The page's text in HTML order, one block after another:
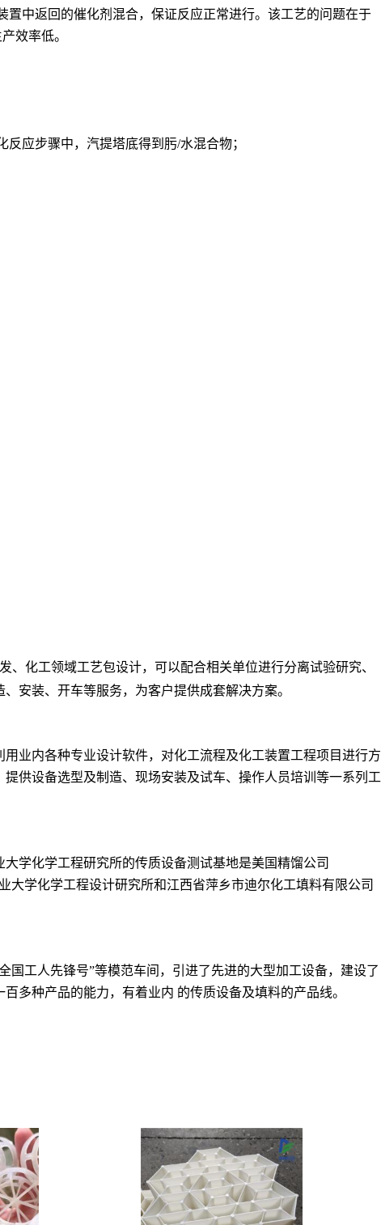
中返回的催化剂混合，保证反应正常进行。该工艺的问题在于
效率低。
应步骤中，汽提塔底得到肟/水混合物；
化工领域工艺包设计，可以配合相关单位进行分离试验研究、
安装、开车等服务，为客户提供成套解决方案。
业内各种专业设计软件，对化工流程及化工装置工程项目进行方
供设备选型及制造、现场安装及试车、操作人员培训等一系列工
学化学工程研究所的传质设备测试基地是美国精馏公司
大学化学工程设计研究所和江西省萍乡市迪尔化工填料有限公司
工人先锋号”等模范车间，引进了先进的大型加工设备，建设了
多种产品的能力，有着业内 的传质设备及填料的产品线。